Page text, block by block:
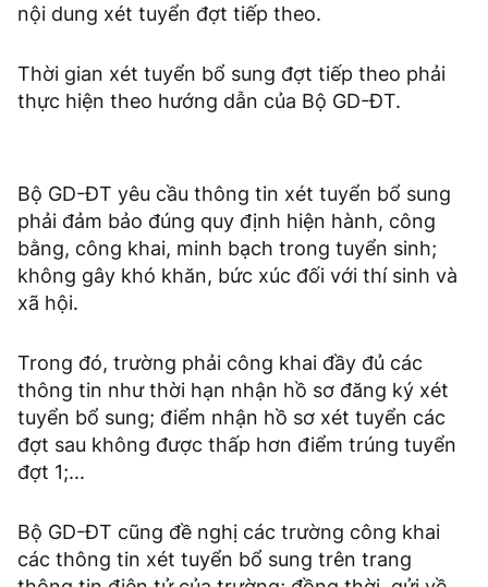
nội dung xét tuyển đợt tiếp theo.
Thời gian xét tuyển bổ sung đợt tiếp theo phải
thực hiện theo hướng dẫn của Bộ GD-ĐT.
Bộ GD-ĐT yêu cầu thông tin xét tuyển bổ sung
phải đảm bảo đúng quy định hiện hành, công
bằng, công khai, minh bạch trong tuyển sinh;
không gây khó khăn, bức xúc đối với thí sinh và
xã hội.
Trong đó, trường phải công khai đầy đủ các
thông tin như thời hạn nhận hồ sơ đăng ký xét
tuyển bổ sung; điểm nhận hồ sơ xét tuyển các
đợt sau không được thấp hơn điểm trúng tuyển
đợt 1;...
Bộ GD-ĐT cũng đề nghị các trường công khai
các thông tin xét tuyển bổ sung trên trang